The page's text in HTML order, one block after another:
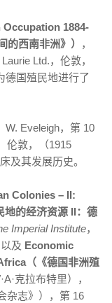
1884-
的西南非洲》）
，
Ltd.，伦敦，
德国殖民地进行了
W. Eveleigh，第 10
伦敦，（1915
及其发展历史。
Colonies – II:
的经济资源 II：德
Imperial Institute，
及 Economic
（《德国非洲殖
克拉布特里），
杂志》），第 16